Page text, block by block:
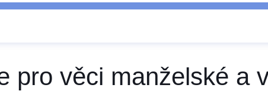
pro věci manželské a